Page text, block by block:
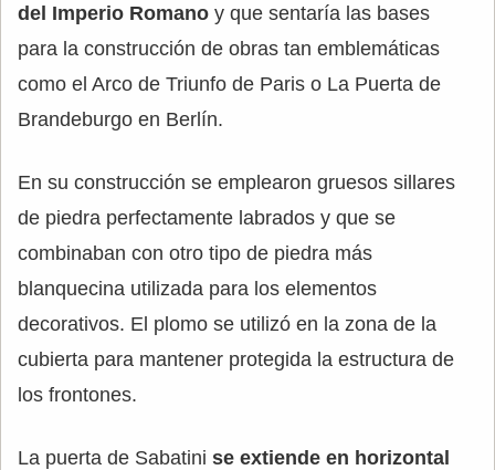
del Imperio Romano y que sentaría las bases
para la construcción de obras tan emblemáticas
como el Arco de Triunfo de Paris o La Puerta de
Brandeburgo en Berlín.
En su construcción se emplearon gruesos sillares
de piedra perfectamente labrados y que se
combinaban con otro tipo de piedra más
blanquecina utilizada para los elementos
decorativos. El plomo se utilizó en la zona de la
cubierta para mantener protegida la estructura de
los frontones.
La puerta de Sabatini se extiende en horizontal